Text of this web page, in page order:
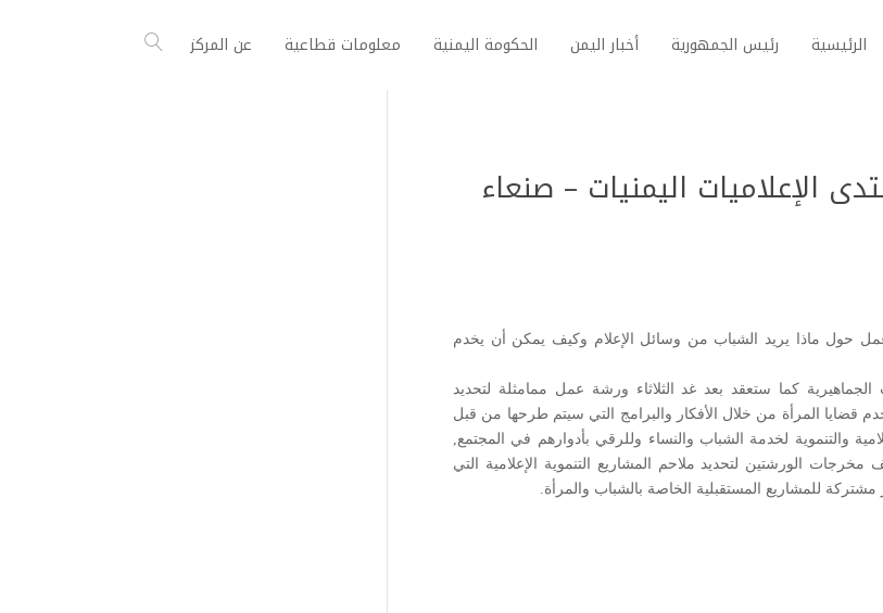
الرئيسية رئيس الجمهورية أخبار اليمن الحكومة اليمنية معلومات قطاعية عن المركز
الإعلاميات اليمنيات – صنعاء
حول ماذا يريد الشباب من وسائل الإعلام وكيف يمكن أن يخدم
كما ستعقد بعد غد الثلاثاء ورشة عمل ممامثلة لتحديد
قضايا المرأة من خلال الأفكار والبرامج التي سيتم طرحها من قبل
والتنموية لخدمة الشباب والنساء وللرقي بأدوارهم في المجتمع,
الورشتين لتحديد ملاحم المشاريع التنموية الإعلامية التي
مشتركة للمشاريع المستقبلية الخاصة بالشباب والمرأة.